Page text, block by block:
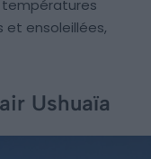
et ensoleillées,
Ushuaïa